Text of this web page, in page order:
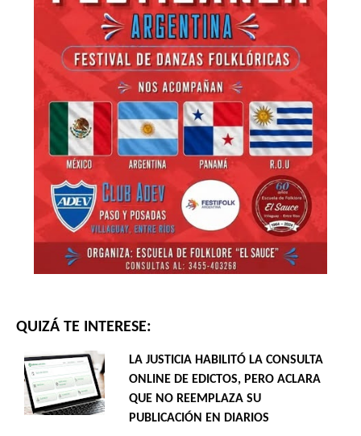
QUIZÁ TE INTERESE:
LA JUSTICIA HABILITÓ LA CONSULTA
ONLINE DE EDICTOS, PERO ACLARA
QUE NO REEMPLAZA SU
PUBLICACIÓN EN DIARIOS